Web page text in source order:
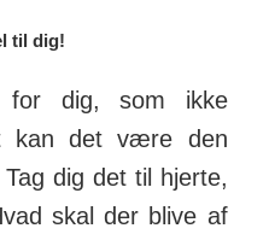
til dig!
for dig, som ikke
kan det være den
dig det til hjerte,
skal der blive af